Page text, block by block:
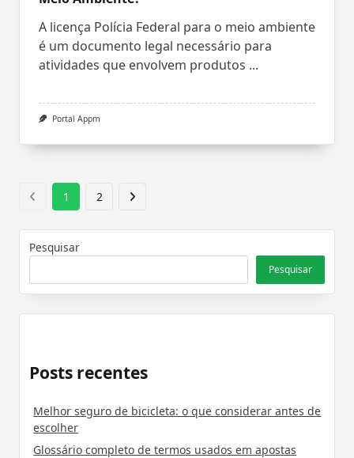
A licença Polícia Federal para o meio ambiente
é um documento legal necessário para
atividades que envolvem produtos ...
Portal Appm
1 2
Pesquisar
Pesquisar
Posts recentes
Melhor seguro de bicicleta: o que considerar antes de
escolher
Glossário completo de termos usados em apostas